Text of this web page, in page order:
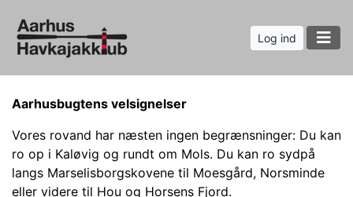
Log ind
Aarhusbugtens velsignelser
Vores rovand har næsten ingen begrænsninger: Du kan
ro op i Kaløvig og rundt om Mols. Du kan ro sydpå
langs Marselisborgskovene til Moesgård, Norsminde
eller videre til Hou og Horsens Fjord.